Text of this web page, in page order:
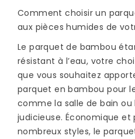
Comment choisir un
aux pièces humides de
Le parquet de bambou
résistant à l’eau, votre
que vous souhaitez
parquet en bambou pour
comme la salle de bain
judicieuse. Économique et
nombreux styles, le